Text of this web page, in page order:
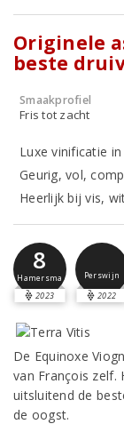
Originele
beste
Smaakprofiel
Fris tot zacht
Luxe vinificatie
Geurig, vol,
Heerlijk bij vis,
8
Hamersma
2023
Perswijn
2022
De Equinoxe
van François
uitsluitend de
de oogst.